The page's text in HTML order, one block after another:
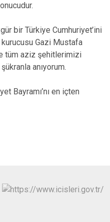
bir Türkiye Cumhuriyet’ini
Gazi Mustafa
tüm aziz şehitlerimizi
anıyorum.
Bayramı’nı en içten